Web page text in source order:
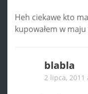
Heh ciekawe kto
kupowałem w
blabla
2 lipca, 2011